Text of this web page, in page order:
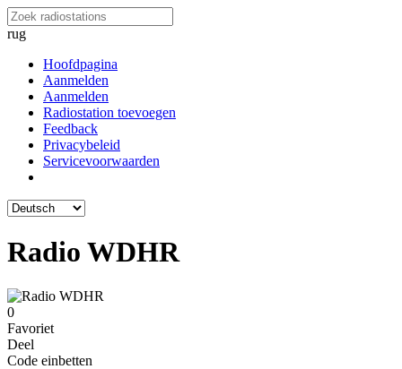
rug
Hoofdpagina
Aanmelden
Aanmelden
Radiostation toevoegen
Feedback
Privacybeleid
Servicevoorwaarden
Radio WDHR
0
Favoriet
Deel
Code einbetten